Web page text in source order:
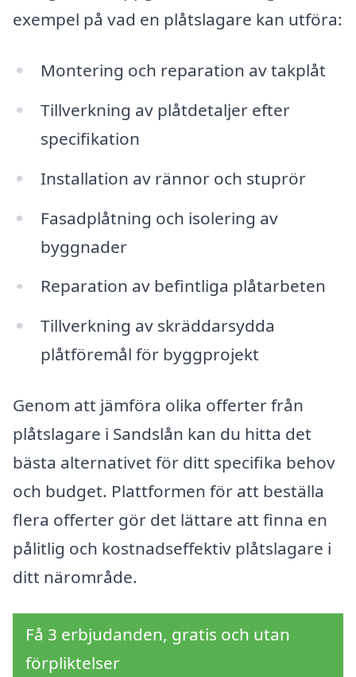
exempel på vad en plåtslagare kan utföra:
Montering och reparation av takplåt
Tillverkning av plåtdetaljer efter
specifikation
Installation av rännor och stuprör
Fasadplåtning och isolering av
byggnader
Reparation av befintliga plåtarbeten
Tillverkning av skräddarsydda
plåtföremål för byggprojekt
Genom att jämföra olika offerter från
plåtslagare i Sandslån kan du hitta det
bästa alternativet för ditt specifika behov
och budget. Plattformen för att beställa
flera offerter gör det lättare att finna en
pålitlig och kostnadseffektiv plåtslagare i
ditt närområde.
Få 3 erbjudanden, gratis och utan
förpliktelser